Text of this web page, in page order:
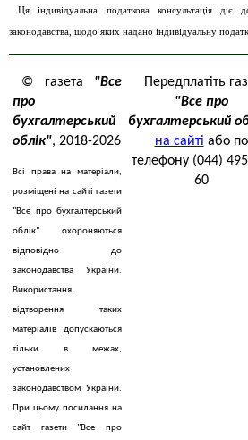
Ця індивідуальна податкова консультація діє
законодавства, щодо яких надано індивідуальну
© газета "Все
про
бухгалтерський
облік", 2018-2026
Всі права на матеріали,
розміщені на сайті газети
"Все про бухгалтерський
облік" охороняються
відповідно до
законодавства України.
Використання,
відтворення таких
матеріалів допускаються
тільки в межах,
установлених
законодавством України.
При цьому посилання на
сайт газети "Все про
Передплатіть
"Все про
бухгалтерський
на сайті або по
телефону (044)
60